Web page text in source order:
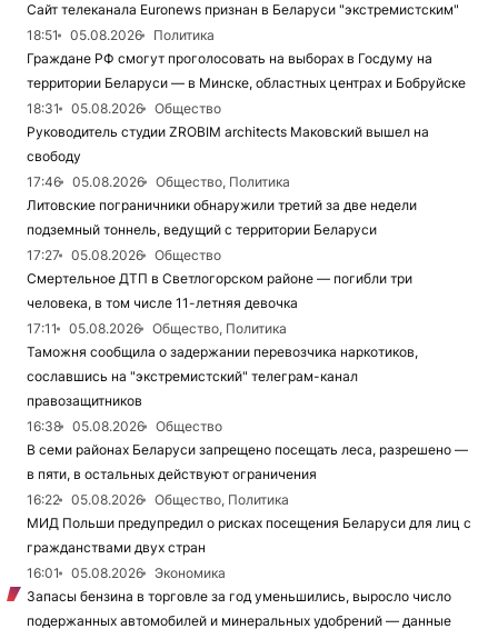
Сайт телеканала Euronews признан в Беларуси "экстремистским"
18:51
05.08.2026
Политика
Граждане РФ смогут проголосовать на выборах в Госдуму на
территории Беларуси — в Минске, областных центрах и Бобруйске
18:31
05.08.2026
Общество
Руководитель студии ZROBIM architects Маковский вышел на
свободу
17:46
05.08.2026
Общество, Политика
Литовские пограничники обнаружили третий за две недели
подземный тоннель, ведущий с территории Беларуси
17:27
05.08.2026
Общество
Смертельное ДТП в Светлогорском районе — погибли три
человека, в том числе 11-летняя девочка
17:11
05.08.2026
Общество, Политика
Таможня сообщила о задержании перевозчика наркотиков,
сославшись на "экстремистский" телеграм-канал
правозащитников
16:38
05.08.2026
Общество
В семи районах Беларуси запрещено посещать леса, разрешено —
в пяти, в остальных действуют ограничения
16:22
05.08.2026
Общество, Политика
МИД Польши предупредил о рисках посещения Беларуси для лиц с
гражданствами двух стран
16:01
05.08.2026
Экономика
Запасы бензина в торговле за год уменьшились, выросло число
подержанных автомобилей и минеральных удобрений — данные